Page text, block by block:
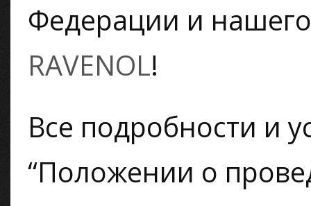
Федерации и
RAVENOL!
Все подробности и
“Положении о